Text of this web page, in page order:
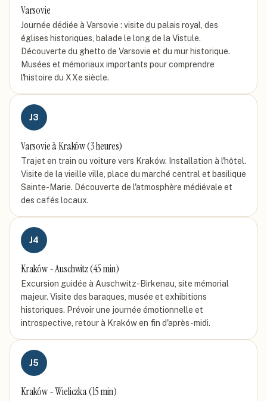
Varsovie
Journée dédiée à Varsovie : visite du palais royal, des
églises historiques, balade le long de la Vistule.
Découverte du ghetto de Varsovie et du mur historique.
Musées et mémoriaux importants pour comprendre
l'histoire du XXe siècle.
J3
Varsovie à Kraków (3 heures)
Trajet en train ou voiture vers Kraków. Installation à l'hôtel.
Visite de la vieille ville, place du marché central et basilique
Sainte-Marie. Découverte de l'atmosphère médiévale et
des cafés locaux.
J4
Kraków - Auschwitz (45 min)
Excursion guidée à Auschwitz-Birkenau, site mémorial
majeur. Visite des baraques, musée et exhibitions
historiques. Prévoir une journée émotionnelle et
introspective, retour à Kraków en fin d'après-midi.
J5
Kraków - Wieliczka (15 min)